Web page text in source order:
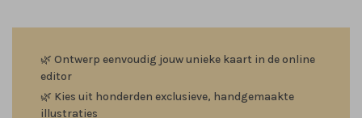
🌿 Ontwerp eenvoudig jouw unieke kaart in de online
editor
🌿 Kies uit honderden exclusieve, handgemaakte
illustraties